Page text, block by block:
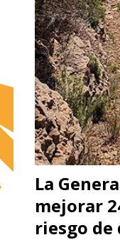
DANA
La
mejorar
riesgo